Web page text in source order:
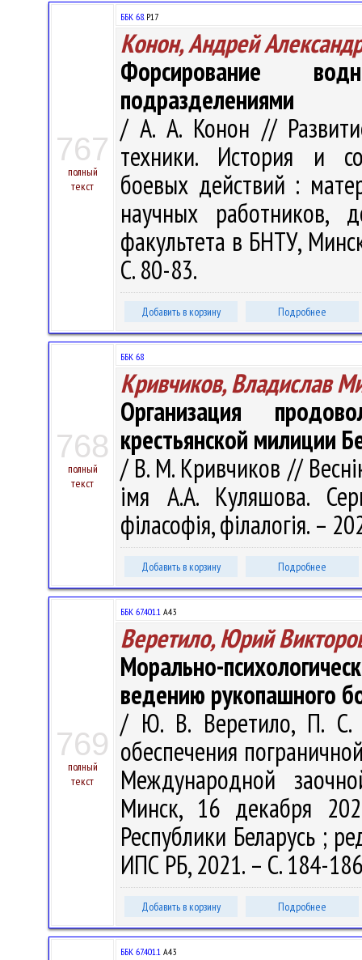
767
полный
текст
ББК 68.Р17
Конон, Андрей
Форсирование
подразделениями
/ А. А. Конон //
техники. История и
боевых действий :
научных работников,
факультета в БНТУ,
С. 80-83.
Добавить в корзину Подробнее
768
полный
текст
ББК 68
Кривчиков, Владислав
Организация
крестьянской милиции
/ В. М. Кривчиков //
імя А.А. Куляшова.
філасофія, філалогія. –
Добавить в корзину Подробнее
769
полный
текст
ББК 67.401.1 А43
Веретило, Юрий
Морально-
ведению рукопашного
/ Ю. В. Веретило, П. С.
обеспечения
Международной
Минск, 16 декабря
Республики Беларусь ;
ИПС РБ, 2021. – С. 184-
Добавить в корзину Подробнее
ББК 67.401.1 А43